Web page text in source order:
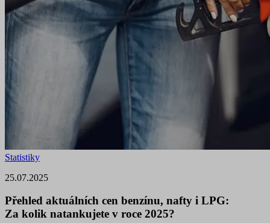
Statistiky
25.07.2025
Přehled aktuálních cen benzínu, nafty i LPG:
Za kolik natankujete v roce 2025?